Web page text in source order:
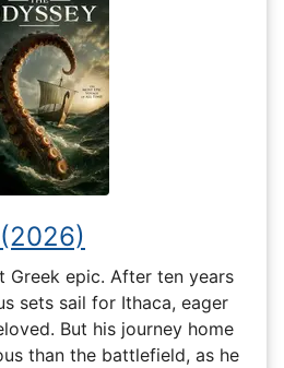
Greek epic. After ten years
sets sail for Ithaca, eager
But his journey home
than the battlefield, as he